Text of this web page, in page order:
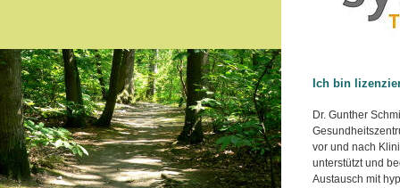
Ich bin
Dr. Gunther
vor und nach
unterstützt und
Austausch mit